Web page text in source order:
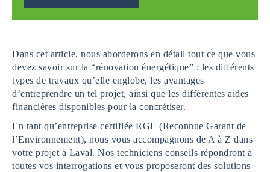
Dans cet article, nous aborderons en détail tout ce que vous
devez savoir sur la “rénovation énergétique” : les différents
types de travaux qu’elle englobe, les avantages
d’entreprendre un tel projet, ainsi que les différentes aides
financières disponibles pour la concrétiser.
En tant qu’entreprise certifiée RGE (Reconnue Garant de
l’Environnement), nous vous accompagnons de A à Z dans
votre projet à Laval. Nos techniciens conseils répondront à
toutes vos interrogations et vous proposeront des solutions